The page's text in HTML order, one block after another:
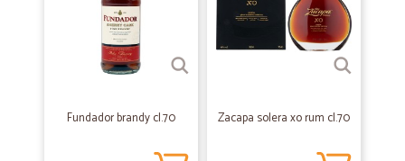
16/01/2020
—Danilo B.
ONESTI E VELOCI
Fundador brandy cl.70 Zacapa solera xo rum cl.70